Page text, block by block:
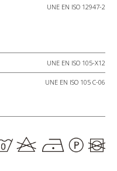
UNE EN ISO 12947-2
UNE EN ISO 105-X12
UNE EN ISO 105 C-06